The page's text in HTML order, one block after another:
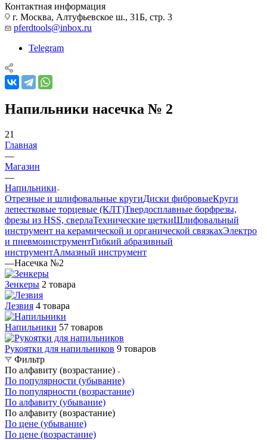
Контактная информация
г. Москва, Алтуфьевское ш., 31Б, стр. 3
pferdtools@inbox.ru
Telegram
Напильники насечка № 2
21
Главная
—
Магазин
—
Напильники
Отрезные и шлифовальные кругиДиски фибровыеКруги
лепестковые торцевые (КЛТ)Твердосплавные борфрезы,
фрезы из HSS, сверлаТехнические щеткиШлифовальный
инструмент на керамической и органической связкахЭлектро
и пневмоинструментГибкий абразивный
инструментАлмазный инструмент
—Насечка №2
Зенкеры 2 товара
Лезвия 4 товара
Напильники 57 товаров
Рукоятки для напильников 9 товаров
Фильтр
По алфавиту (возрастание)
По популярности (убывание)
По популярности (возрастание)
По алфавиту (убывание)
По алфавиту (возрастание)
По цене (убывание)
По цене (возрастание)